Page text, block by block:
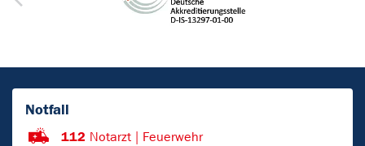
Notfall
112 Notarzt | Feuerwehr